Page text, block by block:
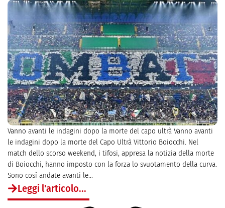
Vanno avanti le indagini dopo la morte del capo ultrà Vanno avanti
le indagini dopo la morte del Capo Ultrà Vittorio Boiocchi. Nel
match dello scorso weekend, i tifosi, appresa la notizia della morte
di Boiocchi, hanno imposto con la forza lo svuotamento della curva.
Sono così andate avanti le...
Leggi l'articolo...